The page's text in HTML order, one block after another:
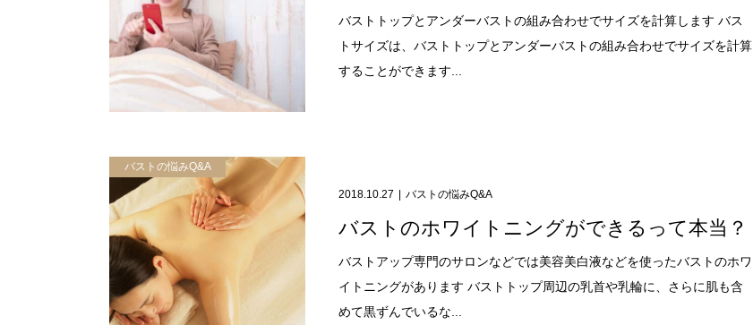
バストトップとアンダーバストの組み合わせでサイズを計算します バス
トサイズは、バストトップとアンダーバストの組み合わせでサイズを計算
することができます...
バストの悩みQ&A
2018.10.27 バストの悩みQ&A
バストのホワイトニングができるって本当？
バストアップ専門のサロンなどでは美容美白液などを使ったバストのホワ
イトニングがあります バストトップ周辺の乳首や乳輪に、さらに肌も含
めて黒ずんでいるな...